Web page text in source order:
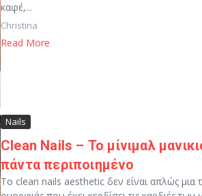
καφέ,...
Christina
Read More
Nails
Clean Nails – Το μίνιμαλ
πάντα περιποιημένο
Το clean nails aesthetic δεν είναι απλώς μια